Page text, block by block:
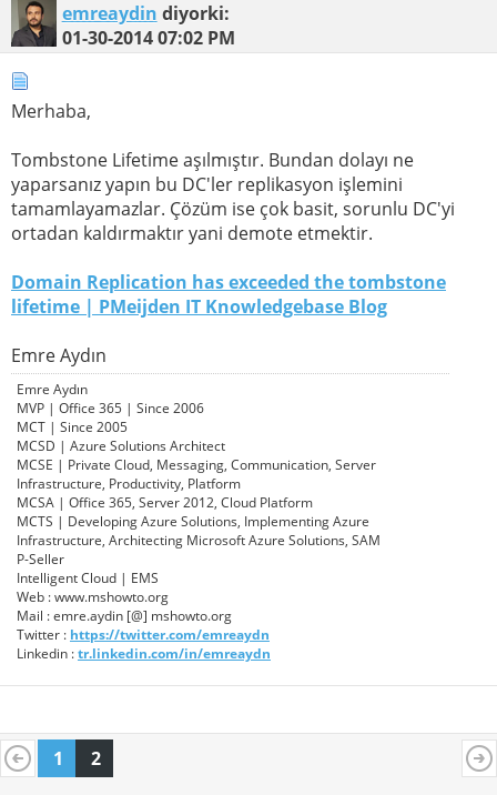
emreaydin diyorki:
01-30-201407:02 PM
Merhaba,
Tombstone Lifetime aşılmıştır. Bundan dolayı ne
yaparsanız yapın bu DC'ler replikasyon işlemini
tamamlayamazlar. Çözüm ise çok basit, sorunlu DC'yi
ortadan kaldırmaktır yani demote etmektir.
Domain Replication has exceeded the tombstone
lifetime | PMeijden IT Knowledgebase Blog
Emre Aydın
Emre Aydın
MVP | Office 365 | Since 2006
MCT | Since 2005
MCSD | Azure Solutions Architect
MCSE | Private Cloud, Messaging, Communication, Server
Infrastructure, Productivity, Platform
MCSA | Office 365, Server 2012, Cloud Platform
MCTS | Developing Azure Solutions, Implementing Azure
Infrastructure, Architecting Microsoft Azure Solutions, SAM
P-Seller
Intelligent Cloud | EMS
Web : www.mshowto.org
Mail : emre.aydin [@] mshowto.org
Twitter : https://twitter.com/emreaydn
Linkedin :tr.linkedin.com/in/emreaydn
1 2